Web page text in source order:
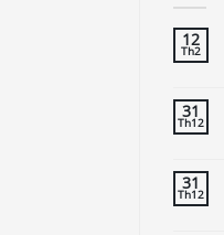
12
Th2
31
Th12
31
Th12